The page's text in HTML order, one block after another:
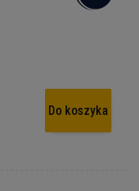
Do koszyka